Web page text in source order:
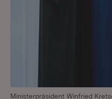
Ministerpräsident Winfried